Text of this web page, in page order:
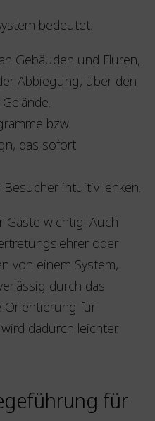
bedeutet:
Gebäuden und Fluren,
Abbiegung, über den
bzw.
das sofort
intuitiv lenken.
wichtig. Auch
oder
von einem System,
durch das
Orientierung für
dadurch leichter.
für